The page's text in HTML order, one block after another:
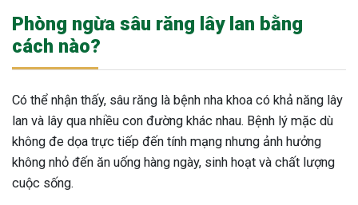
Phòng ngừa sâu răng lây lan bằng
cách nào?
Có thể nhận thấy, sâu răng là bệnh nha khoa có khả năng lây
lan và lây qua nhiều con đường khác nhau. Bệnh lý mặc dù
không đe dọa trực tiếp đến tính mạng nhưng ảnh hưởng
không nhỏ đến ăn uống hàng ngày, sinh hoạt và chất lượng
cuộc sống.